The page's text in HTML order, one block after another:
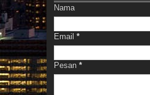
Nama
Email *
Pesan *